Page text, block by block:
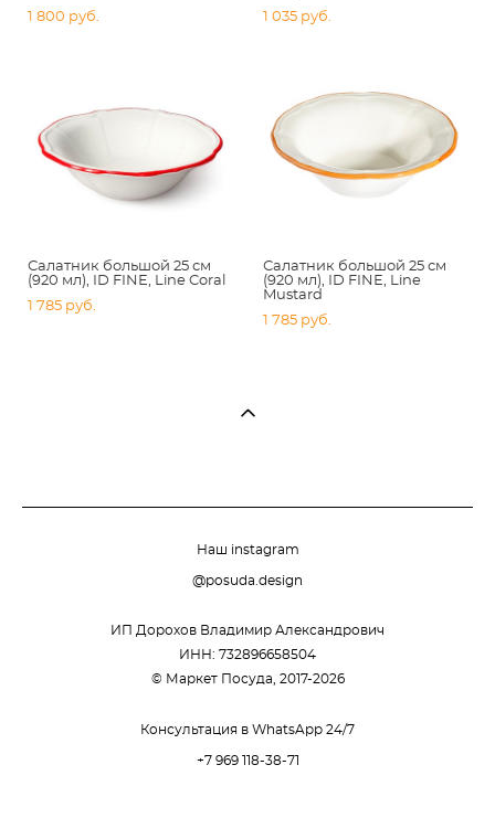
1 800 pуб.
1 035 pуб.
Салатник большой 25 см
(920 мл), ID FINE, Line Coral
1 785 pуб.
Салатник большой 25 см
(920 мл), ID FINE, Line
Mustard
1 785 pуб.
Наш instagram
@posuda.design
ИП Дорохов Владимир Александрович
ИНН: 732896658504
© Маркет Посуда, 2017-2026
Консультация в WhatsApp 24/7
+7 969 118-38-71